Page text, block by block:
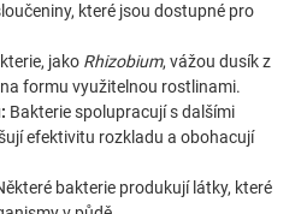
které jsou dostupné pro
jako Rhizobium, vážou dusík z
formu využitelnou rostlinami.
Bakterie spolupracují s dalšími
efektivitu rozkladu a obohacují
bakterie produkují látky, které